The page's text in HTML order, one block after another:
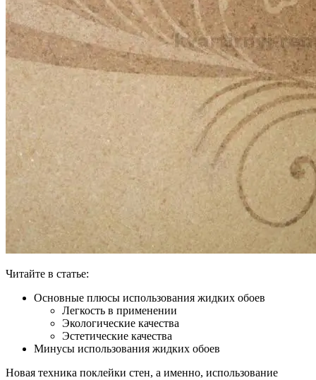
Читайте в статье:
Основные плюсы использования жидких обоев
Легкость в применении
Экологические качества
Эстетические качества
Минусы использования жидких обоев
Новая техника поклейки стен, а именно, использование